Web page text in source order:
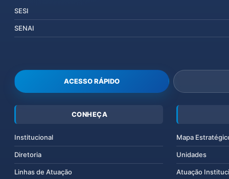
SESI
SENAI
ACESSO RÁPIDO
CONHEÇA
Institucional
Diretoria
Linhas de Atuação
Mapa
Unidades
Atuação